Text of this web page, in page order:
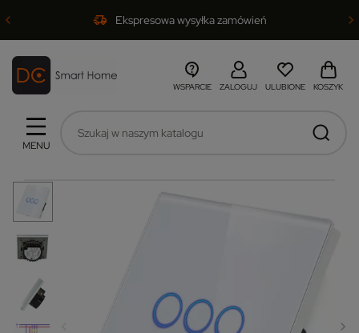
Ekspresowa wysyłka zamówień
MENU
WSPARCIE ZALOGUJ ULUBIONE KOSZYK